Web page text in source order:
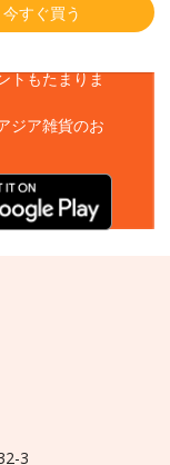
今すぐ買う
トもたまりま
ジア雑貨のお
3